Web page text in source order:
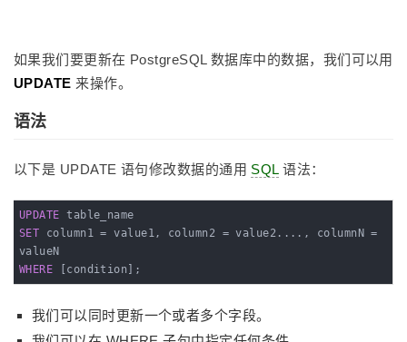
如果我们要更新在 PostgreSQL 数据库中的数据，我们可以用
UPDATE 来操作。
语法
以下是 UPDATE 语句修改数据的通用 SQL语法：
UPDATE
SET column1 = value1, column2 = value2...., columnN =
WHERE [condition];
我们可以同时更新一个或者多个字段。